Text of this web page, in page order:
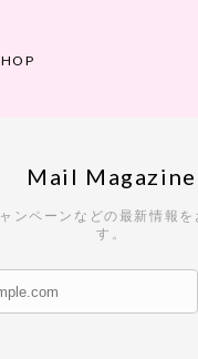
Mail Magazine
ンペーンなどの最新情報を
す。